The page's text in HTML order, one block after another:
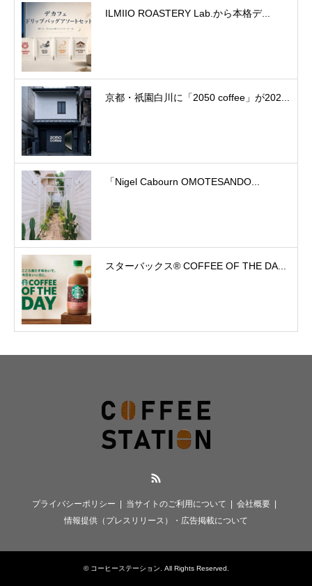
ILMIIO ROASTERY Lab.から本格デ...
京都・祇園白川に「2050 coffee」が202...
「Nigel Cabourn OMOTESANDO...
スターバックス® COFFEE OF THE DA...
プライバシーポリシー 当サイトのご利用について
会社概要
情報提供（プレスリリース）・広告掲載について
© コーヒーステーション. All Rights Reserved.